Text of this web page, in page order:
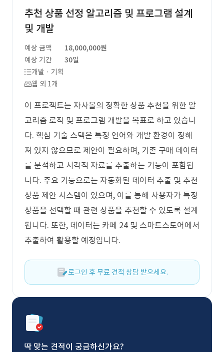
추천 상품 선정 알고리즘 및 프로그램 설계
및 개발
예상 금액
18,000,000원
예상 기간
30일
개발 · 기획
웹 외 1개
이 프로젝트는 자사몰의 정확한 상품 추천을 위한 알
고리즘 로직 및 프로그램 개발을 목표로 하고 있습니
다. 핵심 기술 스택은 특정 언어와 개발 환경이 정해
져 있지 않으므로 제안이 필요하며, 기존 구매 데이터
를 분석하고 시각적 자료를 추출하는 기능이 포함됩
니다. 주요 기능으로는 자동화된 데이터 추출 및 추천
상품 제안 시스템이 있으며, 이를 통해 사용자가 특정
상품을 선택할 때 관련 상품을 추천할 수 있도록 설계
됩니다. 또한, 데이터는 카페 24 및 스마트스토어에서
추출하여 활용할 예정입니다.
로그인 후 무료 견적 상담 받으세요.
딱 맞는 견적이 궁금하신가요?